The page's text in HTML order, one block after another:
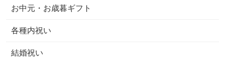
お中元・お歳暮ギフト
各種内祝い
結婚祝い